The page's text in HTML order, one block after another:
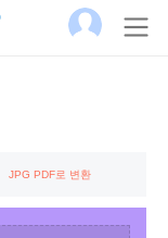
JPG PDF로 변환